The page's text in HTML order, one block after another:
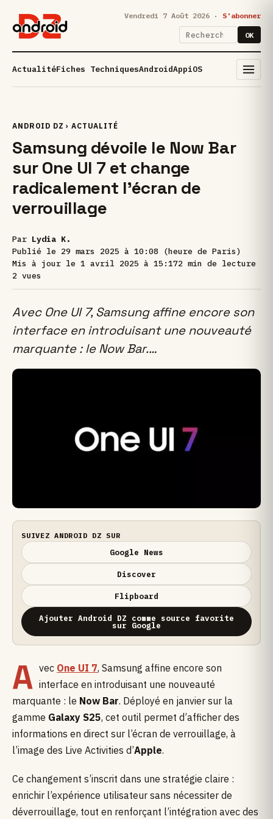
Vendredi 7 Août 2026 · S'abonner
OK
ActualitéFiches TechniquesAndroidAppiOS
ANDROID DZ ›ACTUALITÉ
Samsung dévoile le Now Bar
sur One UI 7 et change
radicalement l’écran de
verrouillage
Par Lydia K.
Publié le 29 mars 2025 à 10:08 (heure de Paris)
Mis à jour le1 avril 2025 à 15:172 min de lecture
2 vues
Avec One UI 7, Samsung affine encore son
interface en introduisant une nouveauté
marquante : le Now Bar.…
SUIVEZ ANDROID DZ SUR
Google News
Discover
Flipboard
Ajouter Android DZ comme source favorite
sur Google
A vec One UI 7, Samsung affine encore son
interface en introduisant une nouveauté
marquante : le Now Bar. Déployé en janvier sur la
gamme Galaxy S25, cet outil permet d’afficher des
informations en direct sur l’écran de verrouillage, à
l’image des Live Activities d’Apple.
Ce changement s’inscrit dans une stratégie claire :
enrichir l’expérience utilisateur sans nécessiter de
déverrouillage, tout en renforçant l’intégration avec des